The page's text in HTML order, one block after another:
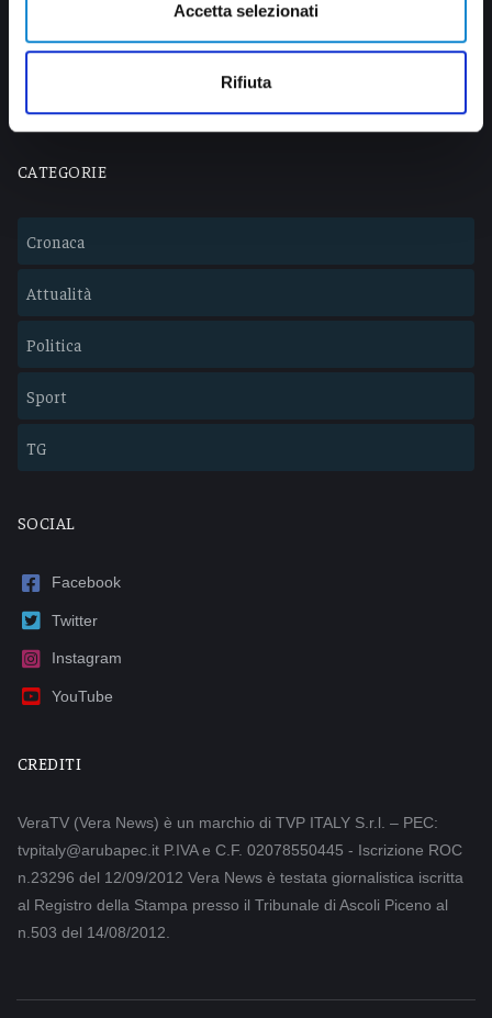
Accetta selezionati
Rifiuta
info@veratv.it
CATEGORIE
Cronaca
Attualità
Politica
Sport
TG
SOCIAL
Facebook
Twitter
Instagram
YouTube
CREDITI
VeraTV (Vera News) è un marchio di TVP ITALY S.r.l. – PEC:
tvpitaly@arubapec.it P.IVA e C.F. 02078550445 - Iscrizione ROC
n.23296 del 12/09/2012 Vera News è testata giornalistica iscritta
al Registro della Stampa presso il Tribunale di Ascoli Piceno al
n.503 del 14/08/2012.